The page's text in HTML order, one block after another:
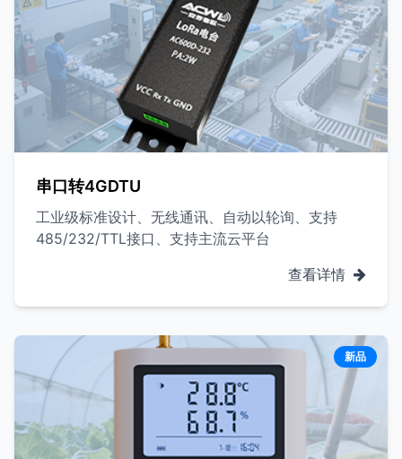
串口转4GDTU
工业级标准设计、无线通讯、自动以轮询、支持
485/232/TTL接口、支持主流云平台
查看详情
新品